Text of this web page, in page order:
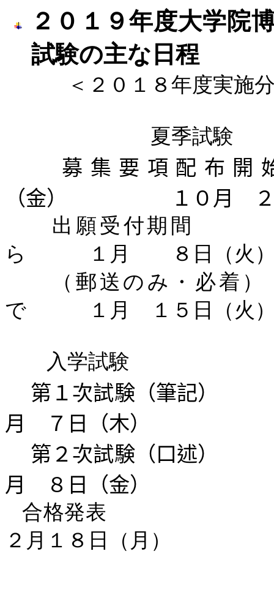
２０１９年度大学院
試験の
＜２０１８年度実施
夏季
募集要項配
（金） １０月 ２
出願受付期間
ら １月 ８日（火）
（郵送のみ・必
で １月 １５日（火）
入学試験
第１次試験（筆
月 ７日（木）
第２次試験（口
月 ８日（金）
合格発表
２月１８日（月）